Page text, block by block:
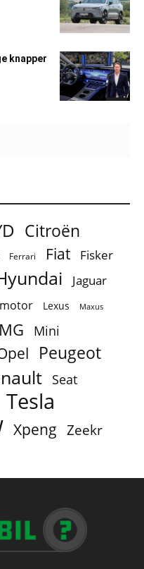
knapper
Citroën
Ferrari Fiat Fisker
Jaguar
Lexus Maxus
MG Mini
Peugeot
Seat
Tesla
Xpeng Zeekr